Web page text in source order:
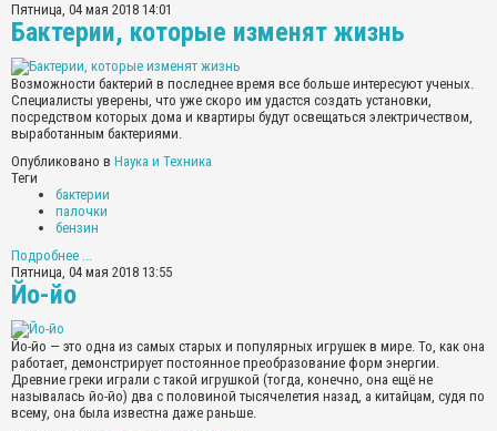
Пятница, 04 мая 2018 14:01
Бактерии, которые изменят жизнь
Возможности бактерий в последнее время все больше интересуют ученых.
Специалисты уверены, что уже скоро им удастся создать установки,
посредством которых дома и квартиры будут освещаться электричеством,
выработанным бактериями.
Опубликовано в Наука и Техника
Теги
бактерии
палочки
бензин
Подробнее ...
Пятница, 04 мая 2018 13:55
Йо-йо
Йо-йо — это одна из самых старых и популярных игрушек в мире. То, как она
работает, демонстрирует постоянное преобразование форм энергии.
Древние греки играли с такой игрушкой (тогда, конечно, она ещё не
называлась йо-йо) два с половиной тысячелетия назад, а китайцам, судя по
всему, она была известна даже раньше.